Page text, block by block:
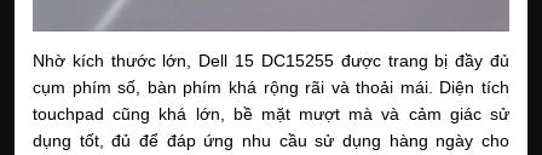
Nhờ kích thước lớn, Dell 15 DC15255 được trang bị đầy đủ
cụm phím số, bàn phím khá rộng rãi và thoải mái. Diện tích
touchpad cũng khá lớn, bề mặt mượt mà và cảm giác sử
dụng tốt, đủ để đáp ứng nhu cầu sử dụng hàng ngày cho